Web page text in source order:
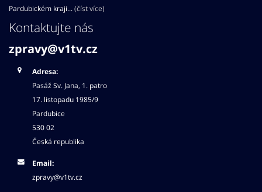
Pardubickém kraji... (číst více)
Kontaktujte nás
zpravy@v1tv.cz
Adresa:
Pasáž Sv. Jana, 1. patro
17. listopadu 1985/9
Pardubice
530 02
Česká republika
Email:
zpravy@v1tv.cz